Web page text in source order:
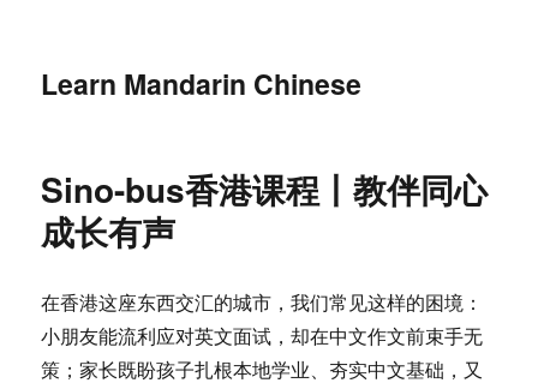
Learn Mandarin Chinese
Sino-bus香港课程丨教伴同心
成长有声
在香港这座东西交汇的城市，我们常见这样的困境：
小朋友能流利应对英文面试，却在中文作文前束手无
策；家长既盼孩子扎根本地学业、夯实中文基础，又